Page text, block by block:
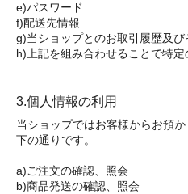
e)パスワード
f)配送先情報
g)当ショップとのお取引履歴及び
h)上記を組み合わせることで特
3.個人情報の利用
当ショップではお客様からお預
下の通りです。
a)ご注文の確認、照会
b)商品発送の確認、照会